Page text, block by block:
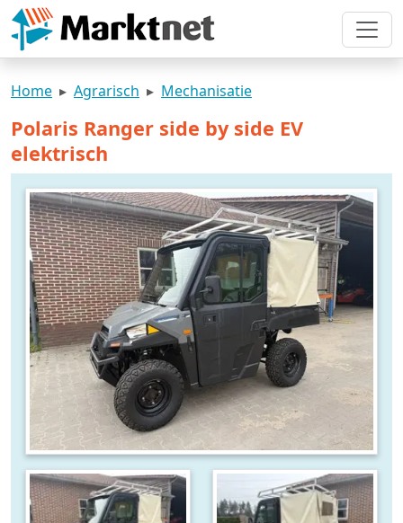
Home Agrarisch Mechanisatie
Polaris Ranger side by side EV
elektrisch